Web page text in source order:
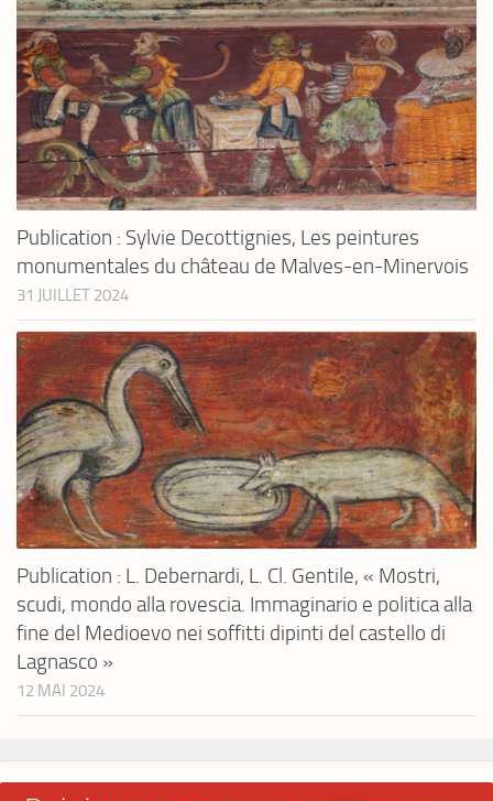
Publication : Sylvie Decottignies, Les peintures
monumentales du château de Malves-en-Minervois
31 JUILLET 2024
Publication : L. Debernardi, L. Cl. Gentile, « Mostri,
scudi, mondo alla rovescia. Immaginario e politica alla
fine del Medioevo nei soffitti dipinti del castello di
Lagnasco »
12 MAI 2024